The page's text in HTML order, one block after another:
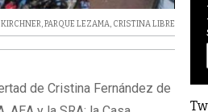
,PARQUE LEZAMA, CRISTINA LIBRE
de Cristina Fernández de